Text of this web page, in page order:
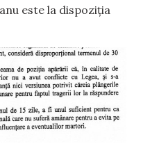
este la dispoziția